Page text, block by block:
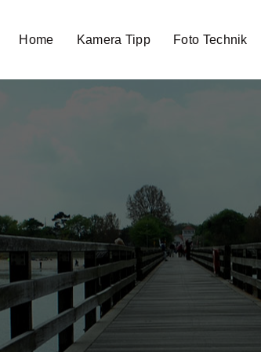
Home Kamera Tipp Foto Technik